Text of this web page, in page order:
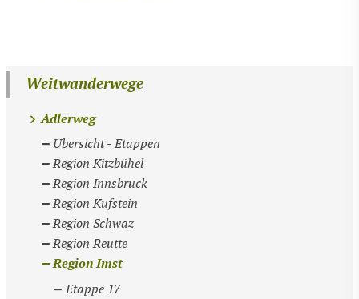
Weitwanderwege
Adlerweg
Übersicht - Etappen
Region Kitzbühel
Region Innsbruck
Region Kufstein
Region Schwaz
Region Reutte
Region Imst
Etappe 17